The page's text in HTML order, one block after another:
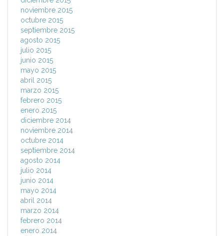
noviembre 2015
octubre 2015
septiembre 2015
agosto 2015
julio 2015
junio 2015
mayo 2015
abril 2015
marzo 2015
febrero 2015
enero 2015
diciembre 2014
noviembre 2014
octubre 2014
septiembre 2014
agosto 2014
julio 2014
junio 2014
mayo 2014
abril 2014
marzo 2014
febrero 2014
enero 2014